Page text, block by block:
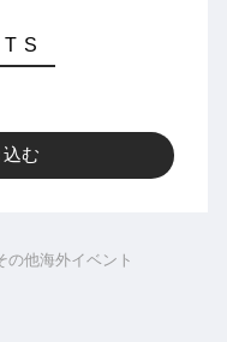
む
の他海外イベント